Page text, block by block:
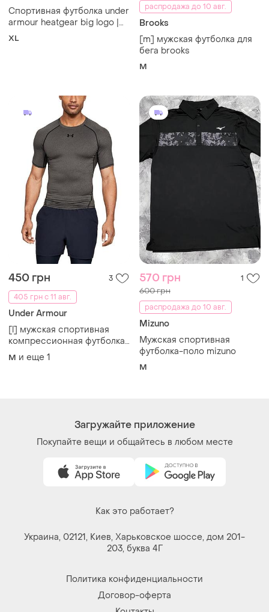
450 грн
3
405 грн с 11 авг.
Under Armour
[l] мужская спортивная
under armour
и еще 1
570 грн
600 грн
распродажа до 10 авг.
Mizuno
Мужская спортивная
футболка-поло mizuno
M
Загружайте приложение
Покупайте вещи и общайтесь в любом месте
Как это работает?
Украина, 02121, Киев, Харьковское шоссе, дом 201-
203, буква 4Г
Политика конфиденциальности
Контакты